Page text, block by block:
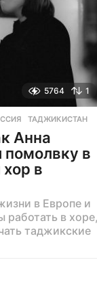
5764 1
,ТАДЖИКИСТАН
Анна
в
в
в Европе и
работать в хоре,
таджикские